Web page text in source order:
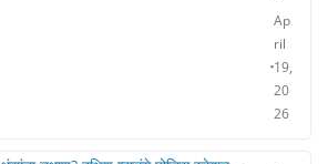
Ap
ril
19,
20
26